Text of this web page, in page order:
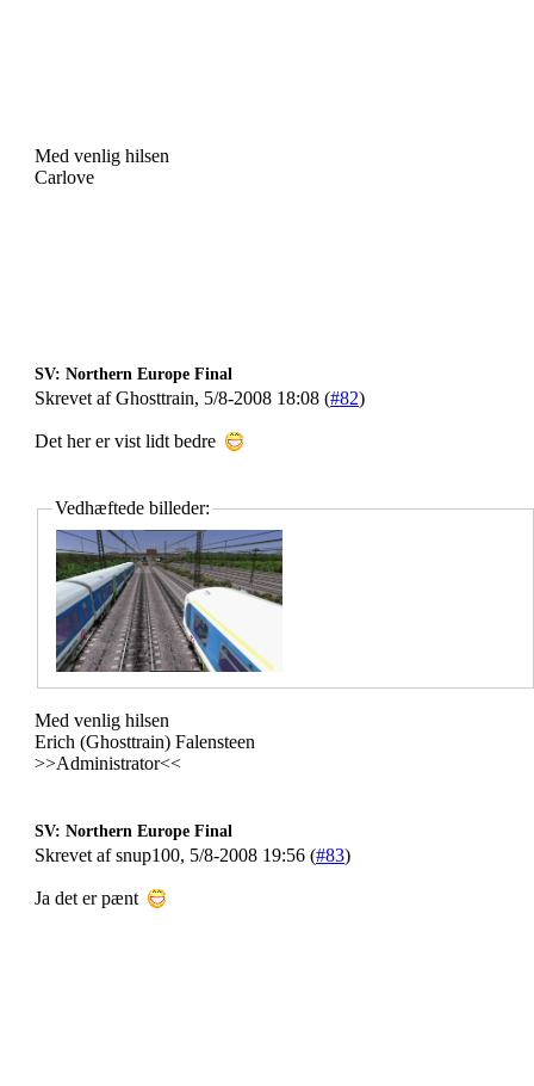
Med venlig hilsen
Carlove
SV: Northern Europe Final
Skrevet af Ghosttrain, 5/8-2008 18:08 (#82)
Det her er vist lidt bedre
Vedhæftede billeder:
Med venlig hilsen
Erich (Ghosttrain) Falensteen
>>Administrator<<
SV: Northern Europe Final
Skrevet af snup100, 5/8-2008 19:56 (#83)
Ja det er pænt